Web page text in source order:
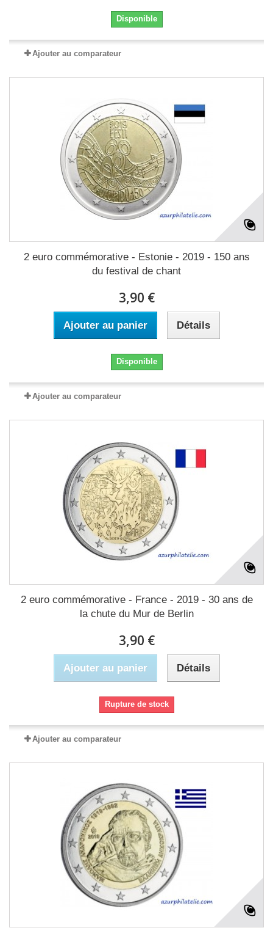
Disponible
Ajouter au comparateur
2 euro commémorative - Estonie - 2019 - 150 ans
du festival de chant
3,90 €
Ajouter au panier Détails
Disponible
Ajouter au comparateur
2 euro commémorative - France - 2019 - 30 ans de
la chute du Mur de Berlin
3,90 €
Ajouter au panier Détails
Rupture de stock
Ajouter au comparateur